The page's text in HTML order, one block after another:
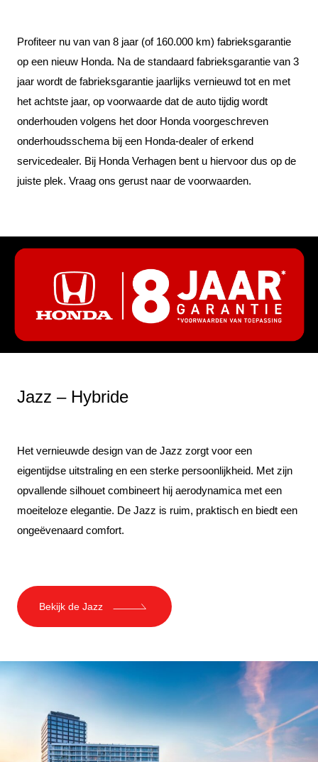
Profiteer nu van van 8 jaar (of 160.000 km) fabrieksgarantie
op een nieuw Honda. Na de standaard fabrieksgarantie van 3
jaar wordt de fabrieksgarantie jaarlijks vernieuwd tot en met
het achtste jaar, op voorwaarde dat de auto tijdig wordt
onderhouden volgens het door Honda voorgeschreven
onderhoudsschema bij een Honda‑dealer of erkend
servicedealer. Bij Honda Verhagen bent u hiervoor dus op de
juiste plek. Vraag ons gerust naar de voorwaarden.
Jazz – Hybride
Het vernieuwde design van de Jazz zorgt voor een
eigentijdse uitstraling en een sterke persoonlijkheid. Met zijn
opvallende silhouet combineert hij aerodynamica met een
moeiteloze elegantie. De Jazz is ruim, praktisch en biedt een
ongeëvenaard comfort.
Bekijk de Jazz